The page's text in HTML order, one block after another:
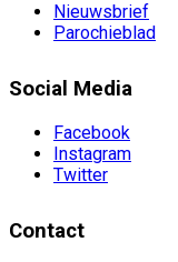
Nieuwsbrief
Parochieblad
Social Media
Facebook
Instagram
Twitter
Contact